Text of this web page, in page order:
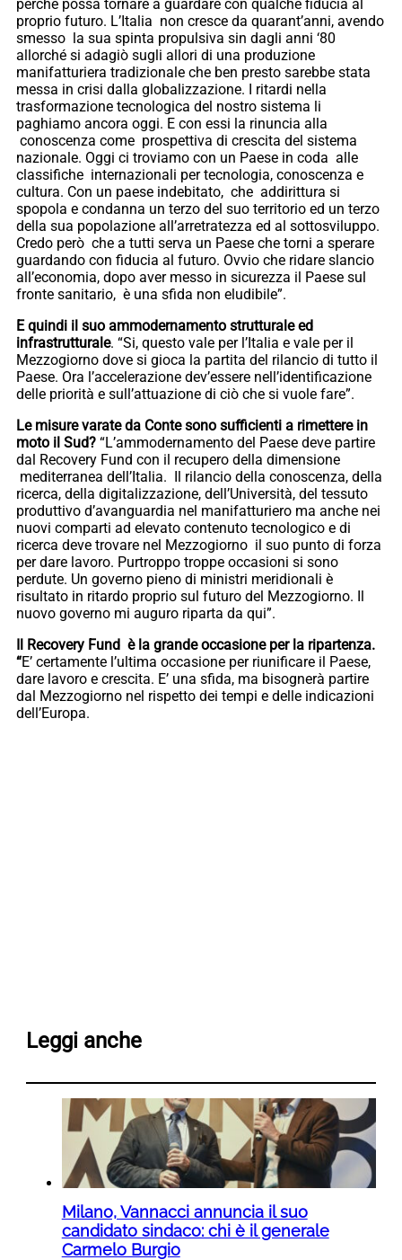
perché possa tornare a guardare con qualche fiducia al
proprio futuro. L’Italia non cresce da quarant’anni, avendo
smesso la sua spinta propulsiva sin dagli anni ‘80
allorché si adagiò sugli allori di una produzione
manifatturiera tradizionale che ben presto sarebbe stata
messa in crisi dalla globalizzazione. I ritardi nella
trasformazione tecnologica del nostro sistema li
paghiamo ancora oggi. E con essi la rinuncia alla
conoscenza come prospettiva di crescita del sistema
nazionale. Oggi ci troviamo con un Paese in coda alle
classifiche internazionali per tecnologia, conoscenza e
cultura. Con un paese indebitato, che addirittura si
spopola e condanna un terzo del suo territorio ed un terzo
della sua popolazione all’arretratezza ed al sottosviluppo.
Credo però che a tutti serva un Paese che torni a sperare
guardando con fiducia al futuro. Ovvio che ridare slancio
all’economia, dopo aver messo in sicurezza il Paese sul
fronte sanitario, è una sfida non eludibile”.
E quindi il suo ammodernamento strutturale ed
infrastrutturale. “Si, questo vale per l’Italia e vale per il
Mezzogiorno dove si gioca la partita del rilancio di tutto il
Paese. Ora l’accelerazione dev’essere nell’identificazione
delle priorità e sull’attuazione di ciò che si vuole fare”.
Le misure varate da Conte sono sufficienti a rimettere in
moto il Sud? “L’ammodernamento del Paese deve partire
dal Recovery Fund con il recupero della dimensione
mediterranea dell’Italia. Il rilancio della conoscenza, della
ricerca, della digitalizzazione, dell’Università, del tessuto
produttivo d’avanguardia nel manifatturiero ma anche nei
nuovi comparti ad elevato contenuto tecnologico e di
ricerca deve trovare nel Mezzogiorno il suo punto di forza
per dare lavoro. Purtroppo troppe occasioni si sono
perdute. Un governo pieno di ministri meridionali è
risultato in ritardo proprio sul futuro del Mezzogiorno. Il
nuovo governo mi auguro riparta da qui”.
Il Recovery Fund è la grande occasione per la ripartenza.
“E’ certamente l’ultima occasione per riunificare il Paese,
dare lavoro e crescita. E’ una sfida, ma bisognerà partire
dal Mezzogiorno nel rispetto dei tempi e delle indicazioni
dell’Europa.
Leggi anche
Milano, Vannacci annuncia il suo
candidato sindaco: chi è il generale
Carmelo Burgio